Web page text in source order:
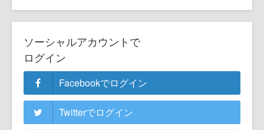
ソーシャルアカウントで
ログイン
Facebookでログイン
Twitterでログイン